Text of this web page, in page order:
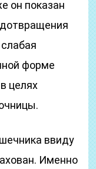
он показан
форме
целях
ввиду
Именно